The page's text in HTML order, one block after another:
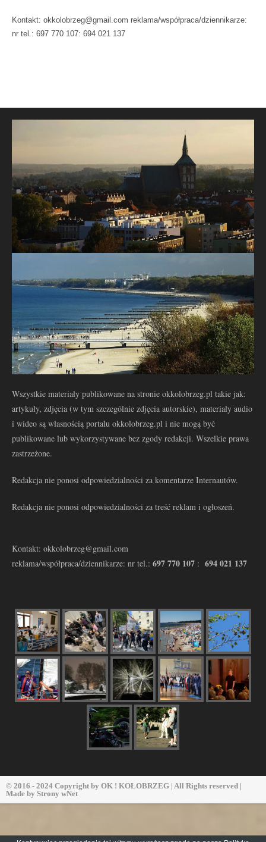
Kontakt: okkolobrzeg@gmail.com reklama/współpraca/dziennikarze:
nr tel.: 697 770 107: 694 021 137
Wszystkie materiały publikowane na stronie okkolobrzeg.pl takie jak:
artykuły, zdjęcia (w tym szczególnie zdjęcia autorskie), materiały audio
i wideo są własnością portalu okkolobrzeg.pl i nie mogą być
publikowane lub wykorzystywane bez zgody redakcji. Wszelkie prawa
zastrzeżone.
Redakcja nie ponosi odpowiedzialności za komentarze Internautów.
Redakcja nie ponosi odpowiedzialności za treść reklam i ogłoszeń.
Kontakt: okkolobrzeg@gmail.com
reklama/współpraca/dziennikarze: nr tel.: 697 770 107 : 694 021 137
© 2016 - 2024 Copyright by OK ! KOŁOBRZEG | All Rights reserved |
Made by Strony wNet